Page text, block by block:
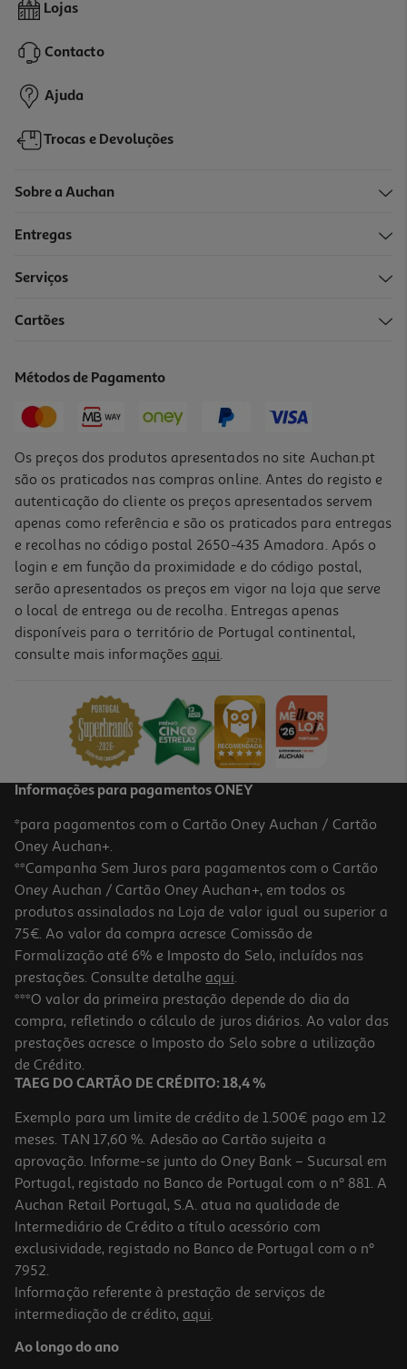
Lojas
Contacto
Ajuda
Trocas e Devoluções
Sobre a Auchan
Entregas
Serviços
Cartões
Métodos de Pagamento
Os preços dos produtos apresentados no site Auchan.pt
são os praticados nas compras online. Antes do registo e
autenticação do cliente os preços apresentados servem
apenas como referência e são os praticados para entregas
e recolhas no código postal 2650-435 Amadora. Após o
login e em função da proximidade e do código postal,
serão apresentados os preços em vigor na loja que serve
o local de entrega ou de recolha. Entregas apenas
disponíveis para o território de Portugal continental,
consulte mais informações aqui.
Informações para pagamentos ONEY
*para pagamentos com o Cartão Oney Auchan / Cartão
Oney Auchan+.
**Campanha Sem Juros para pagamentos com o Cartão
Oney Auchan / Cartão Oney Auchan+, em todos os
produtos assinalados na Loja de valor igual ou superior a
75€. Ao valor da compra acresce Comissão de
Formalização até 6% e Imposto do Selo, incluídos nas
prestações. Consulte detalhe aqui.
***O valor da primeira prestação depende do dia da
compra, refletindo o cálculo de juros diários. Ao valor das
prestações acresce o Imposto do Selo sobre a utilização
de Crédito.
TAEG DO CARTÃO DE CRÉDITO: 18,4 %
Exemplo para um limite de crédito de 1.500€ pago em 12
meses. TAN 17,60 %. Adesão ao Cartão sujeita a
aprovação. Informe-se junto do Oney Bank – Sucursal em
Portugal, registado no Banco de Portugal com o nº 881. A
Auchan Retail Portugal, S.A. atua na qualidade de
Intermediário de Crédito a título acessório com
exclusividade, registado no Banco de Portugal com o nº
7952.
Informação referente à prestação de serviços de
intermediação de crédito, aqui.
Ao longo do ano